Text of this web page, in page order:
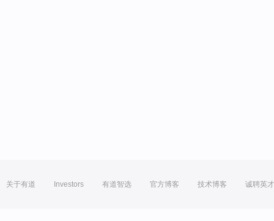
关于有道 Investors 有道智选 官方博客 技术博客 诚聘英才